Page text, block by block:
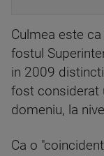
Culmea este
fostul
in 2009
fost considerat
domeniu, la
Ca o